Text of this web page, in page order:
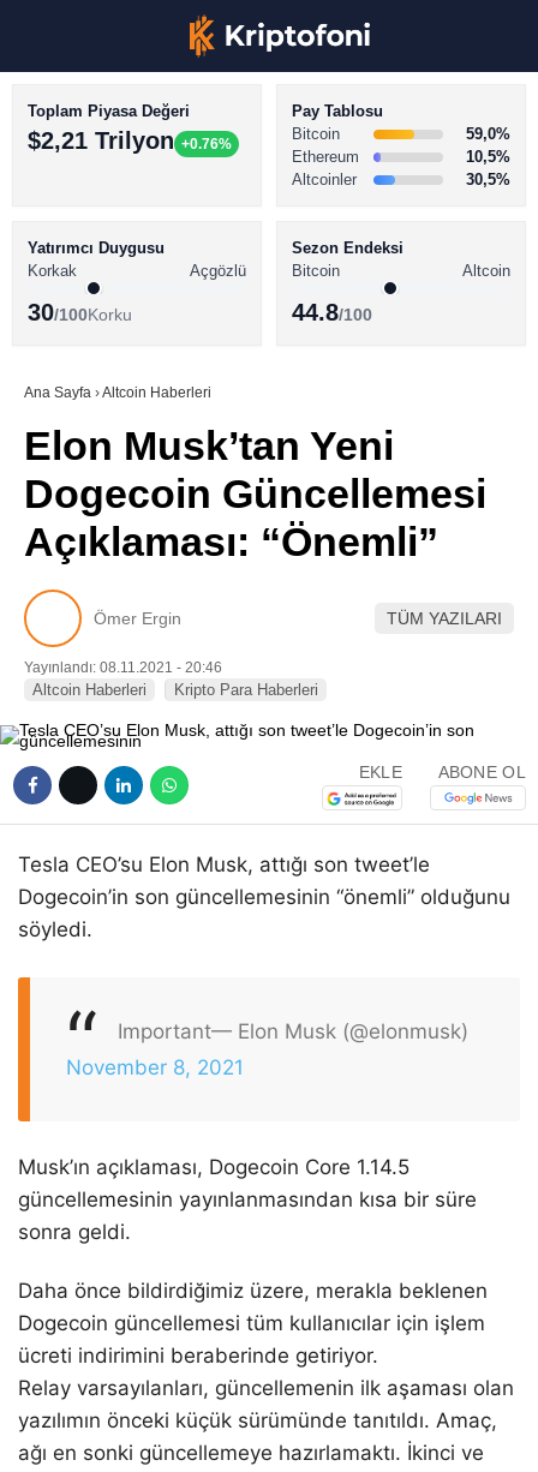
Youtube
TikTok
BİTCOİN HABERLERİ
ALTCOİN HABERLERİ
SÖZLÜK
Toplam Piyasa Değeri
$2,21 Trilyon +0.76%
Pay Tablosu
Bitcoin
59,0%
Ethereum
10,5%
Altcoinler
30,5%
Yatırımcı Duygusu
Korkak
Açgözlü
30/100Korku
Sezon Endeksi
Bitcoin
Altcoin
44.8/100
Ana Sayfa ›Altcoin Haberleri
Elon Musk’tan Yeni
Dogecoin Güncellemesi
Açıklaması: “Önemli”
Ömer Ergin TÜM YAZILARI
Yayınlandı: 08.11.2021 - 20:46
Altcoin Haberleri Kripto Para Haberleri
EKLE ABONE OL
Tesla CEO’su Elon Musk, attığı son tweet’le
Dogecoin’in son güncellemesinin “önemli” olduğunu
söyledi.
Important— Elon Musk (@elonmusk)
November 8, 2021
Musk’ın açıklaması, Dogecoin Core 1.14.5
güncellemesinin yayınlanmasından kısa bir süre
sonra geldi.
Daha önce bildirdiğimiz üzere, merakla beklenen
Dogecoin güncellemesi tüm kullanıcılar için işlem
ücreti indirimini beraberinde getiriyor.
Relay varsayılanları, güncellemenin ilk aşaması olan
yazılımın önceki küçük sürümünde tanıtıldı. Amaç,
ağı en sonki güncellemeye hazırlamaktı. İkinci ve